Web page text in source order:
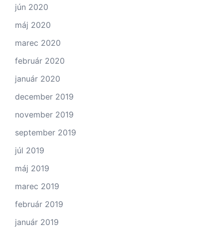
jún 2020
máj 2020
marec 2020
február 2020
január 2020
december 2019
november 2019
september 2019
júl 2019
máj 2019
marec 2019
február 2019
január 2019